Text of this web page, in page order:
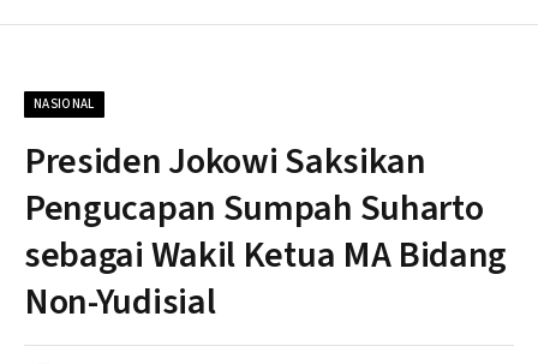
NASIONAL
Presiden Jokowi Saksikan
Pengucapan Sumpah Suharto
sebagai Wakil Ketua MA Bidang
Non-Yudisial